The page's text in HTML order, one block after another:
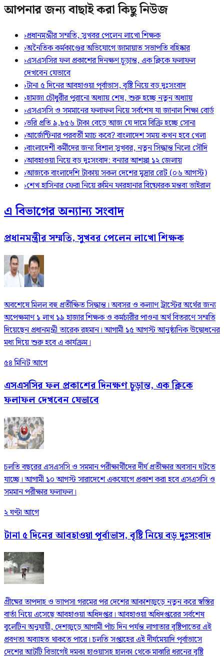
আপনার জন্য বাছাই করা কিছু নিউজ
›প্রধানমন্ত্রীর সম্মতি, সুখবর পেলেন লাখো শিক্ষক
›অনৈতিক কর্মকাণ্ডের অভিযোগে জামায়াত সভাপতি বহিষ্কার
›এসএসসির ফল প্রকাশের দিনক্ষণ চূড়ান্ত, এক ক্লিকে ফলাফল
দেখবেন যেভাবে
›টানা ৫ দিনের আবহাওয়া পূর্বাভাস, বৃষ্টি নিয়ে বড় দুঃসংবাদ
›হামজা চৌধুরীর পুরানো অধ্যায় শেষ, শুরু হচ্ছে নতুন অধ্যায়
›এসএসসি ও সমমানের ফলাফল নিয়ে সর্বশেষ যা জানাল শিক্ষা বোর্ড
›ভরি প্রতি ৯,৮৫৬ টাকা বেড়ে আজ যে দামে বিক্রি হচ্ছে সোনা
›আর্জেন্টিনার পরবর্তী ম্যাচ কবে? বাংলাদেশ সময় কখন হবে খেলা
›বাংলাদেশী কর্মীদের জন্য বিশাল সুখবর, নতুন সিদ্ধান্ত নিলো সৌদি
›আবহাওয়া নিয়ে বড় দুঃসংবাদ: বন্যার আশঙ্কা ১২ জেলায়
›আজকে বাংলাদেশি টাকায় সকল দেশের মুদ্রার রেট (০৬ আগস্ট)
›শেখ হাসিনার ফেরা নিয়ে রুমিন ফারহানার বিষ্ফোরক মন্তব্য ভাইরাল
এ বিভাগের অন্যান্য সংবাদ
প্রধানমন্ত্রীর সম্মতি, সুখবর পেলেন লাখো শিক্ষক
অবশেষে মিলল বহু প্রতীক্ষিত সিদ্ধান্ত। অবসর ও কল্যাণ ট্রাস্টের অর্থের জন্য
অপেক্ষমাণ ১ লাখ ১৯ হাজার শিক্ষক ও কর্মচারীর পাওনা অর্থ বিতরণে সম্মতি
দিয়েছেন প্রধানমন্ত্রী তারেক রহমান। আগামী ১৫ আগস্ট আনুষ্ঠানিক উদ্বোধনের
মধ্য দিয়ে শুরু হবে এ কার্যক্রম।
৫৪ মিনিট আগে
এসএসসির ফল প্রকাশের দিনক্ষণ চূড়ান্ত, এক ক্লিকে
ফলাফল দেখবেন যেভাবে
চলতি বছরের এসএসসি ও সমমান পরীক্ষার্থীদের দীর্ঘ প্রতীক্ষার অবসান ঘটতে
যাচ্ছে। আগামী ১০ আগস্ট সারাদেশে একযোগে প্রকাশ করা হবে এসএসসি ও
সমমান পরীক্ষার ফলাফল।
২ ঘণ্টা আগে
টানা ৫ দিনের আবহাওয়া পূর্বাভাস, বৃষ্টি নিয়ে বড় দুঃসংবাদ
গ্রীষ্মের তাপদাহ ও ভ্যাপসা গরমের পর দেশের আকাশজুড়ে নতুন করে স্বস্তির
বার্তা নিয়ে এসেছে আবহাওয়া অধিদপ্তর। আবহাওয়া অধিদপ্তরের সর্বশেষ
বুলেটিন অনুযায়ী, দেশজুড়ে আগামী পাঁচ দিন পর্যন্ত লাগাতার বৃষ্টিপাতের এই
প্রবণতা অব্যাহত থাকতে পারে। চলতি সপ্তাহের এই দীর্ঘমেয়াদি পূর্বাভাসে
দেশের আটটি বিভাগেই দমকা হাওয়াসহ হালকা থেকে মাঝারি ধরনের বৃষ্টি